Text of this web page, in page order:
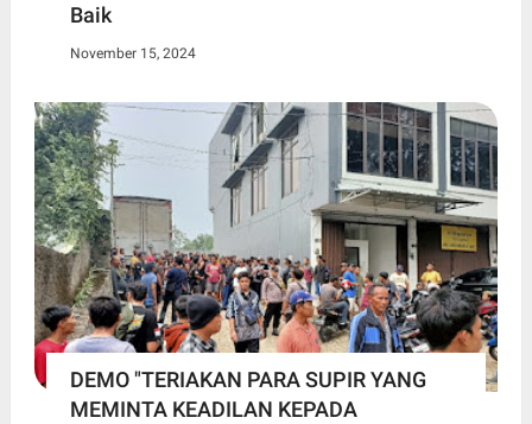
Baik
November 15, 2024
DEMO "TERIAKAN PARA SUPIR YANG
MEMINTA KEADILAN KEPADA